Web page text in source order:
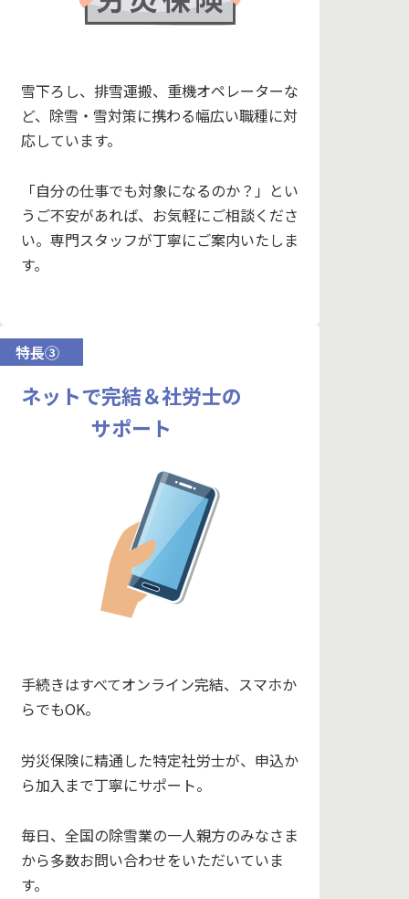
雪下ろし、排雪運搬、重機オペレーターな
ど、除雪・雪対策に携わる幅広い職種に対
応しています。
「自分の仕事でも対象になるのか？」とい
うご不安があれば、お気軽にご相談くださ
い。専門スタッフが丁寧にご案内いたしま
す。
特長③
ネットで完結＆社労士の
サポート
手続きはすべてオンライン完結、スマホか
らでもOK。
労災保険に精通した特定社労士が、申込か
ら加入まで丁寧にサポート。
毎日、全国の除雪業の一人親方のみなさま
から多数お問い合わせをいただいていま
す。